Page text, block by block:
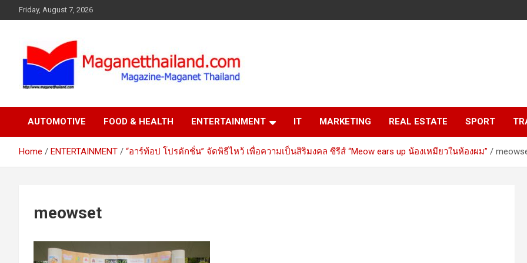
to
Friday, August 7, 2026
AUTOMOTIVE FOOD & HEALTH ENTERTAINMENT IT MARKETING REAL ESTATE SPORT
Home ENTERTAINMENT “อาร์ท้อป โปรดักชั่น” จัดพิธีไหว้ เพื่อความเป็นสิริมงคล ซีรีส์ “Meow ears up น้องเหมียวในห้องผม”
meowset